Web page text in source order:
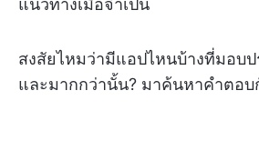
แนวทางเมื่อจำเป็น
สงสัยไหมว่ามีแอปไหนบ้างที่มอบ
และมากกว่านั้น? มาค้นหาคำตอบ